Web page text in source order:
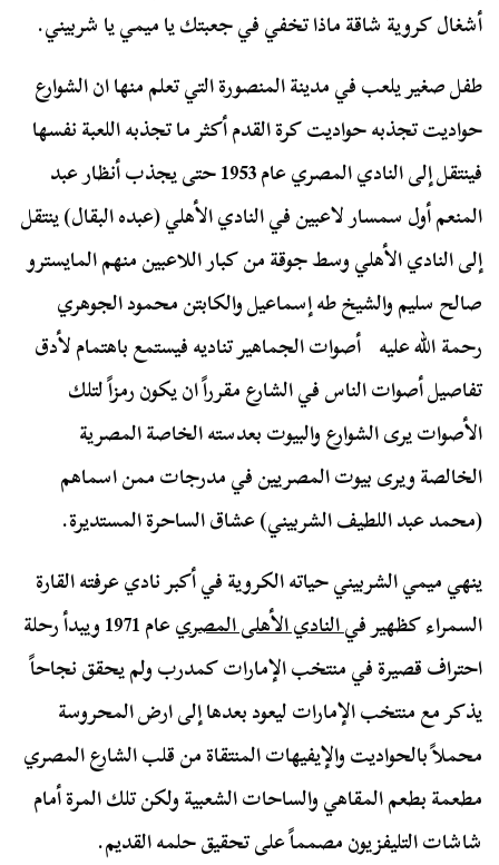
أشغال كروية شاقة ماذا تخفي في جعبتك يا ميمي يا شربيني.
طفل صغير يلعب في مدينة المنصورة التي تعلم منها ان الشوارع
حواديت تجذبه حواديت كرة القدم أكثر ما تجذبه اللعبة نفسها
فينتقل إلى النادي المصري عام 1953 حتى يجذب أنظار عبد
المنعم أول سمسار لاعبين في النادي الأهلي (عبده البقال) ينتقل
إلى النادي الأهلي وسط جوقة من كبار اللاعبين منهم المايسترو
صالح سليم والشيخ طه إسماعيل والكابتن محمود الجوهري
رحمة الله عليه أصوات الجماهير تناديه فيستمع باهتمام لأدق
تفاصيل أصوات الناس في الشارع مقرراً ان يكون رمزاً لتلك
الأصوات يرى الشوارع والبيوت بعدسته الخاصة المصرية
الخالصة ويرى بيوت المصريين في مدرجات ممن اسماهم
(محمد عبد اللطيف الشربيني) عشاق الساحرة المستديرة.
ينهي ميمي الشربيني حياته الكروية في أكبر نادي عرفته القارة
السمراء كظهير فيالنادي الأهلى المصري
عام 1971 ويبدأ رحلة
احتراف قصيرة في منتخب الإمارات كمدرب ولم يحقق نجاحاً
يذكر مع منتخب الإمارات ليعود بعدها إلى ارض المحروسة
محملاً بالحواديت والإيفيهات المنتقاة من قلب الشارع المصري
مطعمة بطعم المقاهي والساحات الشعبية ولكن تلك المرة أمام
شاشات التليفزيون مصمماً على تحقيق حلمه القديم.